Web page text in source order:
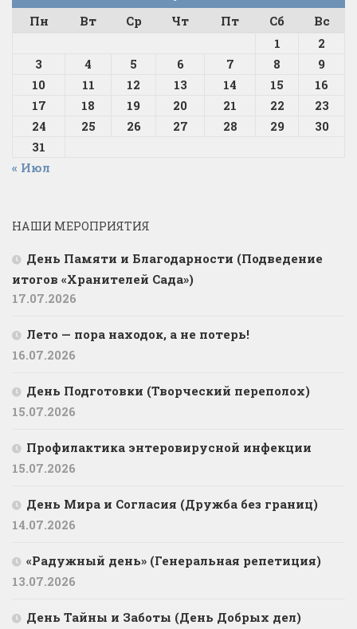
Пн
Вт Ср Чт Пт Сб
Вс
1
2
3
4 5 6 7 8
9
10
11 12 13 14 15
16
17
18 19 20 21 22
23
24
25 26 27 28 29
30
31
« Июл
НАШИ МЕРОПРИЯТИЯ
День Памяти и Благодарности (Подведение
итогов «Хранителей Сада»)
17.07.2026
Лето — пора находок, а не потерь!
16.07.2026
День Подготовки (Творческий переполох)
15.07.2026
Профилактика энтеровирусной инфекции
15.07.2026
День Мира и Согласия (Дружба без границ)
14.07.2026
«Радужный день» (Генеральная репетиция)
13.07.2026
День Тайны и Заботы (День Добрых дел)